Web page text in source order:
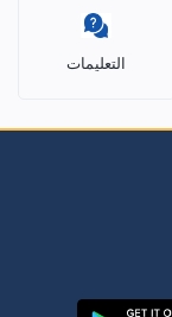
التعليمات